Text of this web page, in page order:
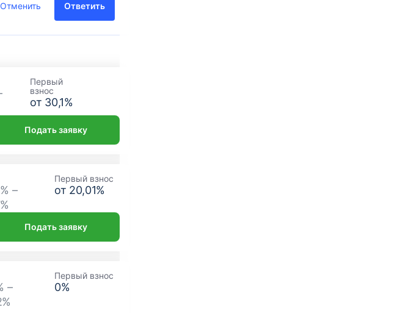
Отменить Ответить
Первый
взнос
от 30,1%
Подать заявку
–
Первый взнос
от 20,01%
Подать заявку
–
Первый взнос
0%